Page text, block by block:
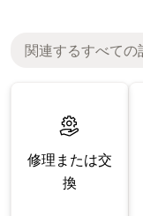
修理または交
換